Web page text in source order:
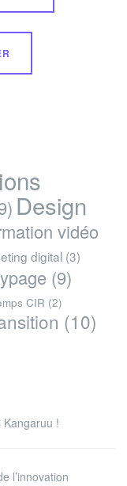
Design
vidéo
digital (3)
(9)
CIR (2)
(10)
Kangaruu !
l’innovation